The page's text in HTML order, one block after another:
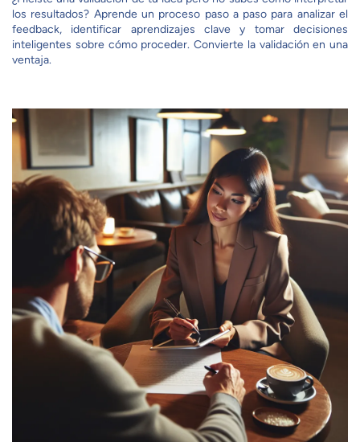
los resultados? Aprende un proceso paso a paso para analizar el
feedback, identificar aprendizajes clave y tomar decisiones
inteligentes sobre cómo proceder. Convierte la validación en una
ventaja.